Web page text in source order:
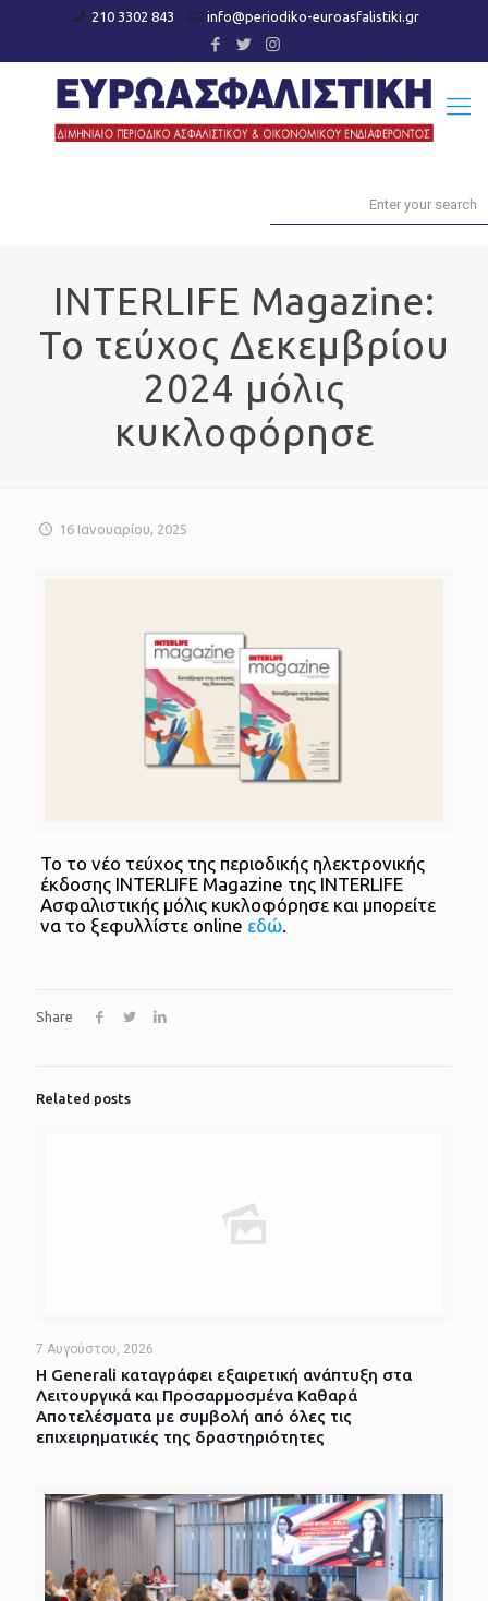
210 3302 843 info@periodiko-euroasfalistiki.gr
INTERLIFE Magazine:
Το τεύχος Δεκεμβρίου
2024 μόλις
κυκλοφόρησε
16 Ιανουαρίου, 2025
Το το νέο τεύχος της περιοδικής ηλεκτρονικής
έκδοσης INTERLIFE Magazine της INTERLIFE
Ασφαλιστικής μόλις κυκλοφόρησε και μπορείτε
να το ξεφυλλίστε online εδώ.
Share
Related posts
7 Αυγούστου, 2026
Η Generali καταγράφει εξαιρετική ανάπτυξη στα
Λειτουργικά και Προσαρμοσμένα Καθαρά
Αποτελέσματα με συμβολή από όλες τις
επιχειρηματικές της δραστηριότητες